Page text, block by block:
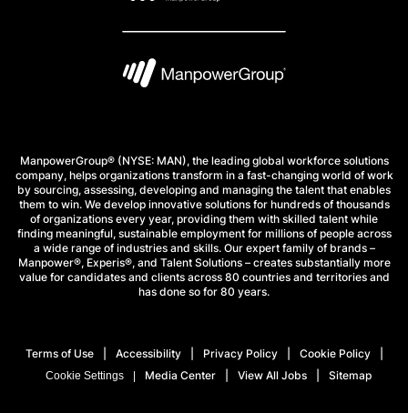
ManpowerGroup® (NYSE: MAN), the leading global workforce solutions
company, helps organizations transform in a fast-changing world of work
by sourcing, assessing, developing and managing the talent that enables
them to win. We develop innovative solutions for hundreds of thousands
of organizations every year, providing them with skilled talent while
finding meaningful, sustainable employment for millions of people across
a wide range of industries and skills. Our expert family of brands –
Manpower®, Experis®, and Talent Solutions – creates substantially more
value for candidates and clients across 80 countries and territories and
has done so for 80 years.
Terms of Use Accessibility Privacy Policy Cookie Policy
Cookie Settings Media Center View All Jobs Sitemap